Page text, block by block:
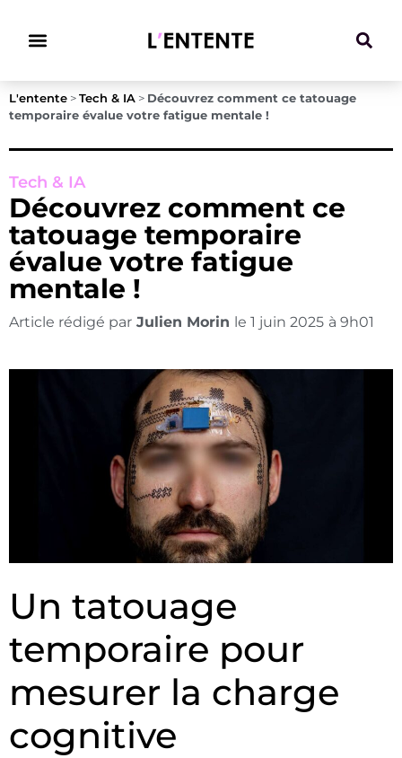
L'entente > Tech & IA > Découvrez comment ce tatouage
temporaire évalue votre fatigue mentale !
Tech & IA
Découvrez comment ce
tatouage temporaire
évalue votre fatigue
mentale !
Article rédigé par Julien Morin le 1 juin 2025 à 9h01
Un tatouage
temporaire pour
mesurer la charge
cognitive